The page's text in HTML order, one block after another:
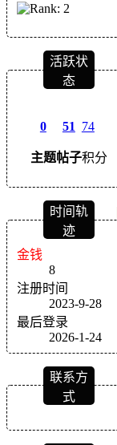
活跃状
态
0
主题
51
帖子
74
积分
时间轨
迹
金钱
8
注册时间
2023-9-28
最后登录
2026-1-24
联系方
式